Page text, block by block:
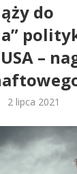
do
–
2 lipca 2021